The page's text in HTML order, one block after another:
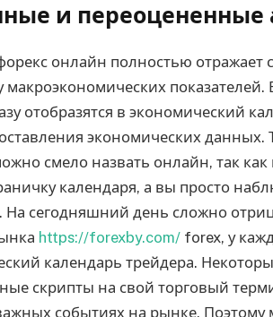
и переоцененные
онлайн полностью отражает
показателей.
отобразятся в экономический
экономических данных.
смело назвать онлайн, так как
календаря, а вы просто
На сегодняшний день сложно
https://forexby.com/ forex, у
календарь трейдера.
скрипты на свой торговый
событиях на рынке. Поэтому